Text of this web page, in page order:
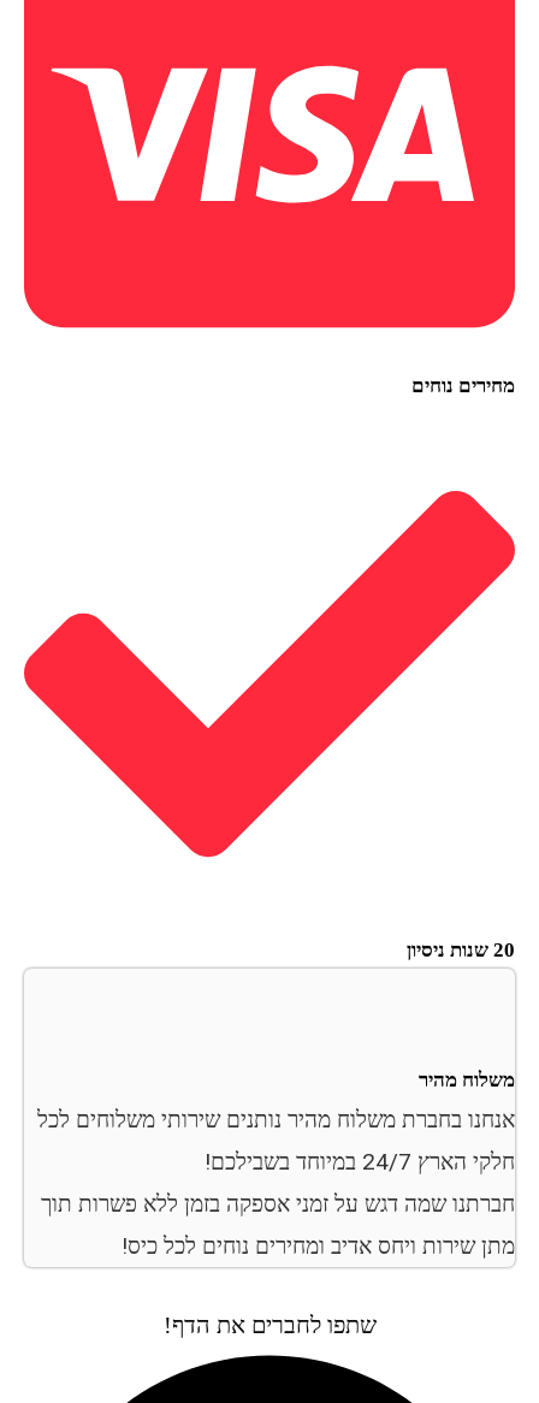
מחירים נוחים
20 שנות ניסיון
משלוח מהיר
אנחנו בחברת משלוח מהיר נותנים שירותי משלוחים לכל
חלקי הארץ 24/7 במיוחד בשבילכם!
חברתנו שמה דגש על זמני אספקה בזמן ללא פשרות תוך
מתן שירות ויחס אדיב ומחירים נוחים לכל כיס!
שתפו לחברים את הדף!